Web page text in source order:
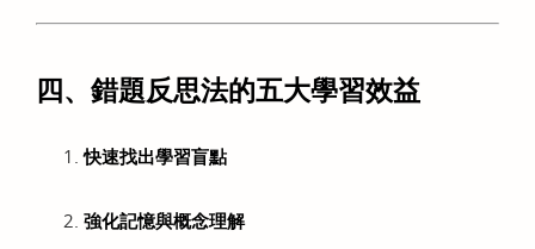
四、錯題反思法的五大學習效益
快速找出學習盲點
強化記憶與概念理解